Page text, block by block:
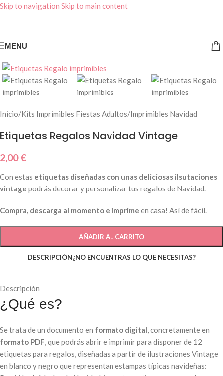
Skip to navigation Skip to main content
MENU
Inicio/Kits Imprimibles Fiestas Adultos/Imprimibles Navidad
Etiquetas Regalos Navidad Vintage
2,00€
Con estas etiquetas diseñadas con unas deliciosas ilsutaciones
vintage podrás decorar y personalizar tus regalos de Navidad.
Compra, descarga al momento e imprime en casa! Así de fácil.
AÑADIR AL CARRITO
DESCRIPCIÓN¿NO ENCUENTRAS LO QUE NECESITAS?
Descripción
¿Qué es?
Se trata de un documento en formato digital, concretamente en
formato PDF, que podrás abrir e imprimir para disponer de 12
etiquetas para regalos, diseñadas a partir de ilustraciones Vintage
en blanco y negro que representan estampas típicas navideñas: